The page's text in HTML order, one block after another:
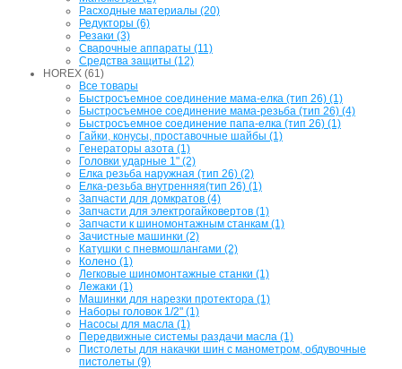
Расходные материалы (20)
Редукторы (6)
Резаки (3)
Сварочные аппараты (11)
Средства защиты (12)
HOREX (61)
Все товары
Быстросъемное соединение мама-елка (тип 26) (1)
Быстросъемное соединение мама-резьба (тип 26) (4)
Быстросъемное соединение папа-елка (тип 26) (1)
Гайки, конусы, проставочные шайбы (1)
Генераторы азота (1)
Головки ударные 1" (2)
Елка резьба наружная (тип 26) (2)
Елка-резьба внутренняя(тип 26) (1)
Запчасти для домкратов (4)
Запчасти для электрогайковертов (1)
Запчасти к шиномонтажным станкам (1)
Зачистные машинки (2)
Катушки с пневмошлангами (2)
Колено (1)
Легковые шиномонтажные станки (1)
Лежаки (1)
Машинки для нарезки протектора (1)
Наборы головок 1/2" (1)
Насосы для масла (1)
Передвижные системы раздачи масла (1)
Пистолеты для накачки шин с манометром, обдувочные
пистолеты (9)